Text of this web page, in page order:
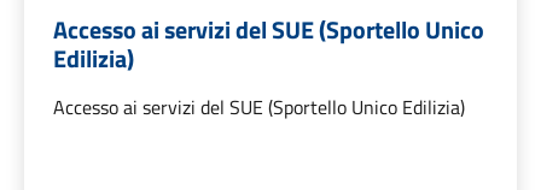
Accesso ai servizi del SUE (Sportello Unico
Edilizia)
Accesso ai servizi del SUE (Sportello Unico Edilizia)